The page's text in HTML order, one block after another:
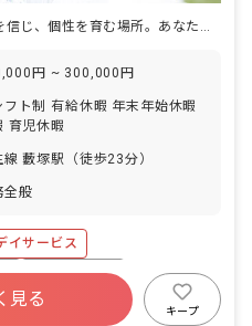
円 ~ 300,000円
フト制 有給休暇 年末年始休暇
育児休暇
藪塚駅（徒歩23分）
全般
イサービス
福利厚生充実
育休制度
研修充実
見る
キープ